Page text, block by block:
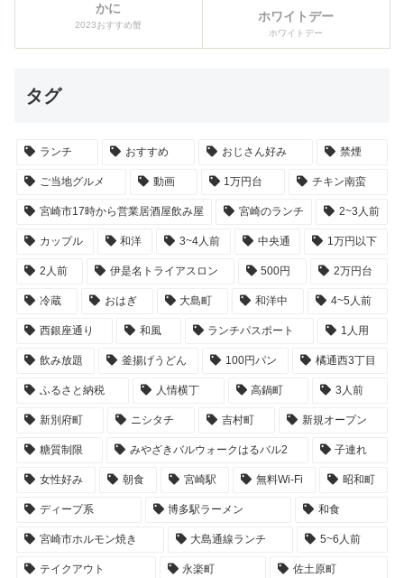
かに
2023おすすめ蟹
ホワイトデー
ホワイトデー
タグ
ランチ おすすめ おじさん好み 禁煙
ご当地グルメ 動画 1万円台 チキン南蛮
宮崎市17時から営業居酒屋飲み屋 宮崎のランチ 2~3人前
カップル 和洋 3~4人前 中央通 1万円以下
2人前 伊是名トライアスロン 500円 2万円台
冷蔵 おはぎ 大島町 和洋中 4~5人前
西銀座通り 和風 ランチパスポート 1人用
飲み放題 釜揚げうどん 100円パン 橘通西3丁目
ふるさと納税 人情横丁 高鍋町 3人前
新別府町 ニシタチ 吉村町 新規オープン
糖質制限 みやざきバルウォークはるバル2 子連れ
女性好み 朝食 宮崎駅 無料Wi-Fi 昭和町
ディープ系 博多駅ラーメン 和食
宮崎市ホルモン焼き 大島通線ランチ 5~6人前
テイクアウト 永楽町 佐土原町